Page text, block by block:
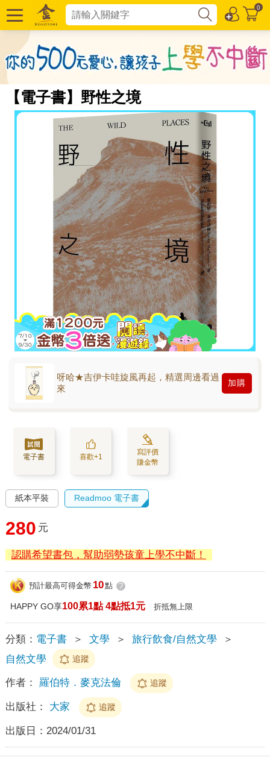
0
【電子書】野性之境
呀哈★吉伊卡哇旋風再起，精選周邊看過
來
加購
電子書 喜歡+1
寫評價
賺金幣
紙本平裝 Readmoo 電子書
280 元
認購希望書包，幫助弱勢孩童上學不中斷！
預計最高可得金幣 10點 ?
HAPPY GO享100累1點 4點抵1元 折抵無上限
分類： 電子書 ＞ 文學 ＞ 旅行飲食/自然文學
＞
自然文學
追蹤
作者： 羅伯特．麥克法倫 追蹤
出版社： 大家 追蹤
出版日： 2024/01/31